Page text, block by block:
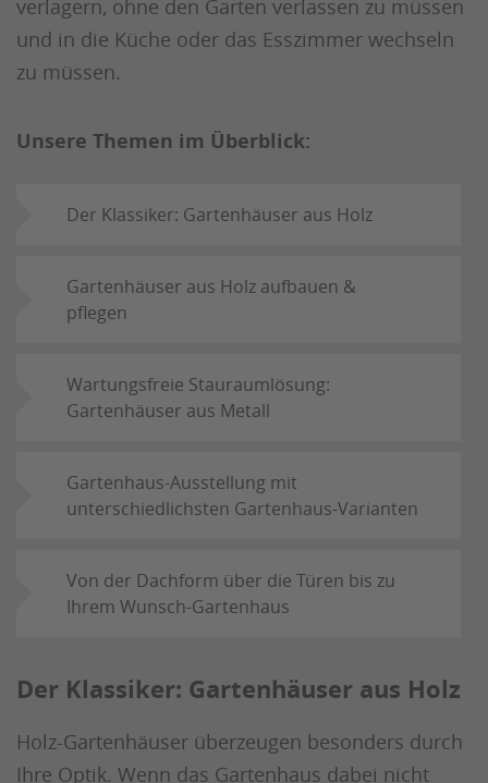
verlagern, ohne den Garten verlassen zu müssen
und in die Küche oder das Esszimmer wechseln
zu müssen.
Unsere Themen im Überblick:
Der Klassiker: Gartenhäuser aus Holz
Gartenhäuser aus Holz aufbauen &
pflegen
Wartungsfreie Stauraumlösung:
Gartenhäuser aus Metall
Gartenhaus-Ausstellung mit
unterschiedlichsten Gartenhaus-Varianten
Von der Dachform über die Türen bis zu
Ihrem Wunsch-Gartenhaus
Der Klassiker: Gartenhäuser aus Holz
Holz-Gartenhäuser überzeugen besonders durch
Ihre Optik. Wenn das Gartenhaus dabei nicht